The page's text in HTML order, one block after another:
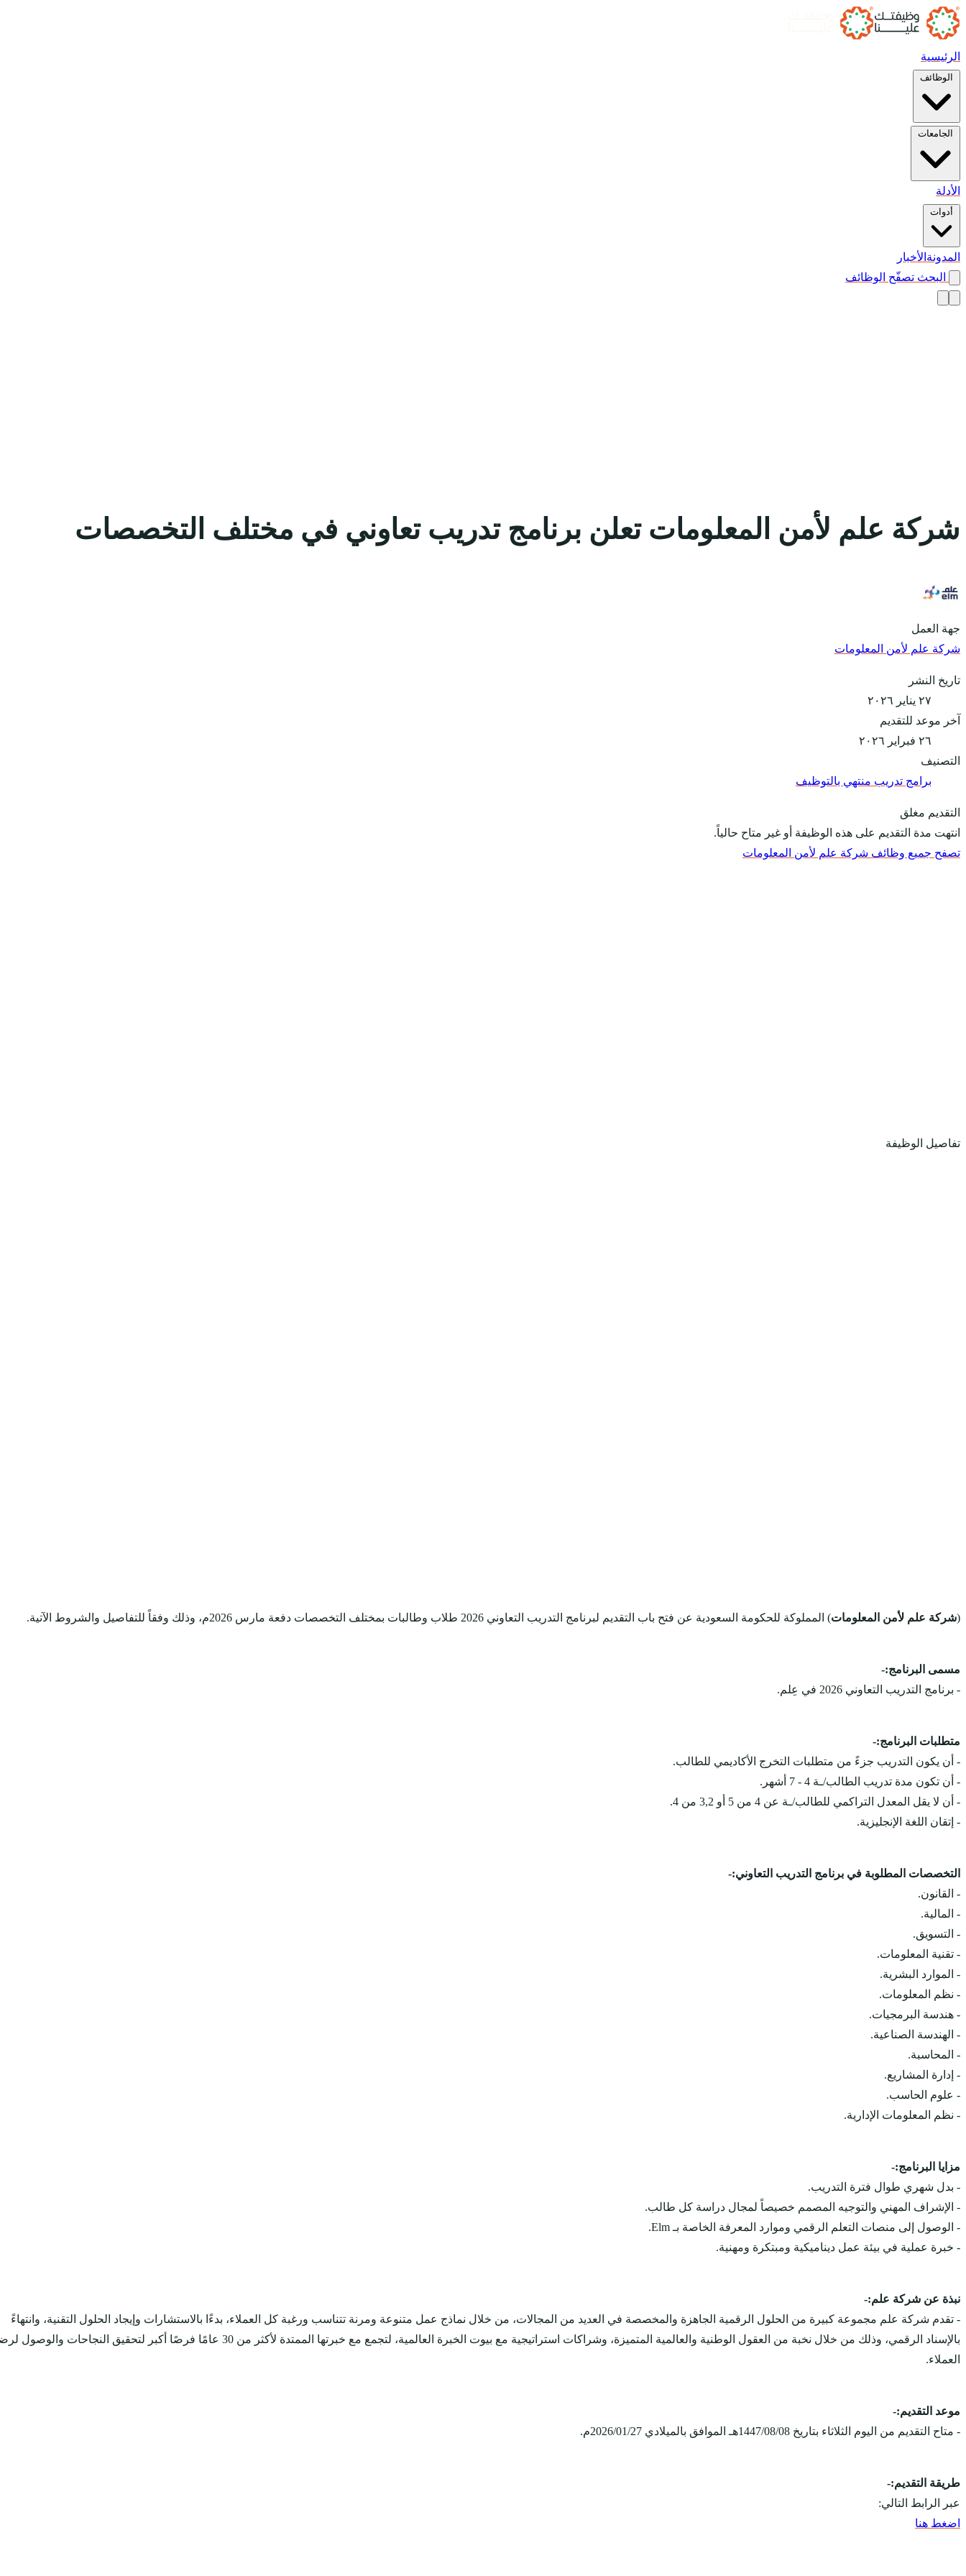
الرئيسية
الوظائف
الجامعات
الأدلة
أدوات
المدونة الأخبار
البحث تصفّح الوظائف
شركة علم لأمن المعلومات تعلن برنامج تدريب تعاوني في مختلف التخصصات
جهة العمل
شركة علم لأمن المعلومات
تاريخ النشر
٢٧ يناير ٢٠٢٦
آخر موعد للتقديم
٢٦ فبراير ٢٠٢٦
التصنيف
برامج تدريب منتهي بالتوظيف
التقديم مغلق
انتهت مدة التقديم على هذه الوظيفة أو غير متاح حالياً.
تصفح جميع وظائف شركة علم لأمن المعلومات
تفاصيل الوظيفة
(شركة علم لأمن المعلومات) المملوكة للحكومة السعودية عن فتح باب التقديم لبرنامج التدريب التعاوني 2026 طلاب وطالبات بمختلف التخصصات دفعة مارس 2026م، وذلك وفقاً للتفاصيل والشروط الآتية.
مسمى البرنامج:-
- برنامج التدريب التعاوني 2026 في عِلم.
متطلبات البرنامج:-
- أن يكون التدريب جزءً من متطلبات التخرج الأكاديمي للطالب.
- أن تكون مدة تدريب الطالب/ـة 4 - 7 أشهر.
- أن لا يقل المعدل التراكمي للطالب/ـة عن 4 من 5 أو 3,2 من 4.
- إتقان اللغة الإنجليزية.
التخصصات المطلوبة في برنامج التدريب التعاوني:-
- القانون.
- المالية.
- التسويق.
- تقنية المعلومات.
- الموارد البشرية.
- نظم المعلومات.
- هندسة البرمجيات.
- الهندسة الصناعية.
- المحاسبة.
- إدارة المشاريع.
- علوم الحاسب.
- نظم المعلومات الإدارية.
مزايا البرنامج:-
- بدل شهري طوال فترة التدريب.
- الإشراف المهني والتوجيه المصمم خصيصاً لمجال دراسة كل طالب.
- الوصول إلى منصات التعلم الرقمي وموارد المعرفة الخاصة بـ Elm.
- خبرة عملية في بيئة عمل ديناميكية ومبتكرة ومهنية.
نبذة عن شركة علم:-
- تقدم شركة علم مجموعة كبيرة من الحلول الرقمية الجاهزة والمخصصة في العديد من المجالات، من خلال نماذج عمل متنوعة ومرنة تتناسب ورغبة كل العملاء، بدءًا بالاستشارات وإيجاد الحلول التقنية، وانتهاءً
بالإسناد الرقمي، وذلك من خلال نخبة من العقول الوطنية والعالمية المتميزة، وشراكات استراتيجية مع بيوت الخبرة العالمية، لتجمع مع خبرتها الممتدة لأكثر من 30 عامًا فرصًا أكبر لتحقيق النجاحات
العملاء.
موعد التقديم:-
- متاح التقديم من اليوم الثلاثاء بتاريخ 1447/08/08هـ الموافق بالميلادي 2026/01/27م.
طريقة التقديم:-
عبر الرابط التالي:
اضغط هنا